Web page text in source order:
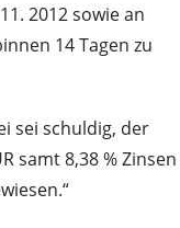
2012 sowie an
14 Tagen zu
sei schuldig, der
samt 8,38 % Zinsen